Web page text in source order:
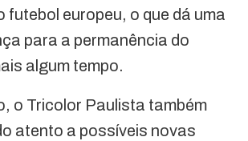
futebol europeu, o que dá uma
para a permanência do
algum tempo.
o Tricolor Paulista também
atento a possíveis novas